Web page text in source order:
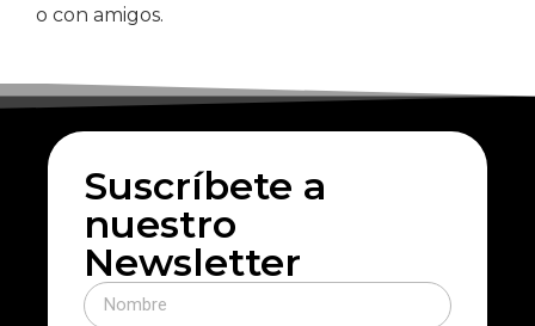
o con amigos.
Suscríbete a
nuestro
Newsletter